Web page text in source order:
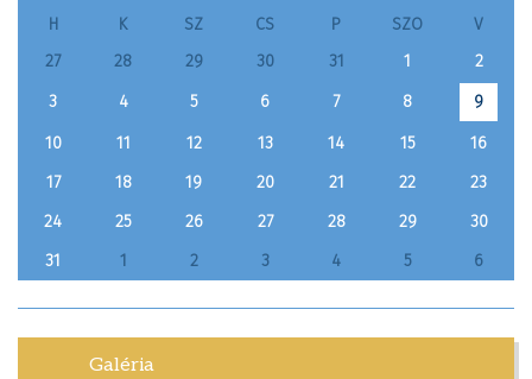
H K SZ CS P SZO
V
27
28 29 30 31 1
2
3
4 5 6 7 8 9
10 11 12 13 14 15
16
17
18 19 20 21 22
23
24
25 26 27 28 29
30
31
1 2 3 4 5 6
Galéria